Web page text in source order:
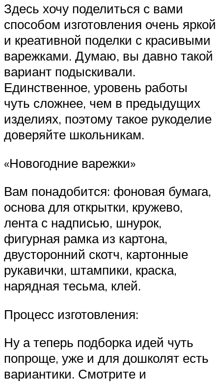
Здесь хочу поделиться с вами
способом изготовления очень яркой
и креативной поделки с красивыми
варежками. Думаю, вы давно такой
вариант подыскивали.
Единственное, уровень работы
чуть сложнее, чем в предыдущих
изделиях, поэтому такое рукоделие
доверяйте школьникам.
«Новогодние варежки»
Вам понадобится: фоновая бумага,
основа для открытки, кружево,
лента с надписью, шнурок,
фигурная рамка из картона,
двусторонний скотч, картонные
рукавички, штампики, краска,
нарядная тесьма, клей.
Процесс изготовления:
Ну а теперь подборка идей чуть
попроще, уже и для дошколят есть
вариантики. Смотрите и